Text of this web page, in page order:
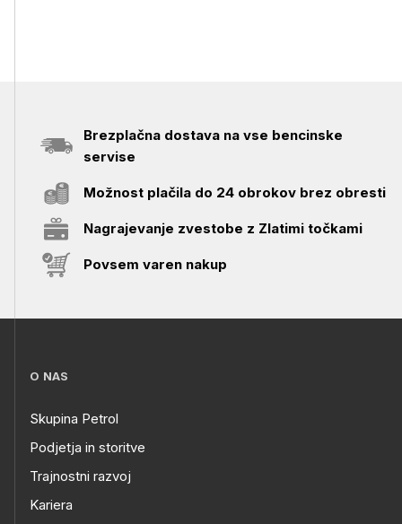
Brezplačna dostava na vse bencinske
servise
Možnost plačila do 24 obrokov brez obresti
Nagrajevanje zvestobe z Zlatimi točkami
Povsem varen nakup
O NAS
Skupina Petrol
Podjetja in storitve
Trajnostni razvoj
Kariera